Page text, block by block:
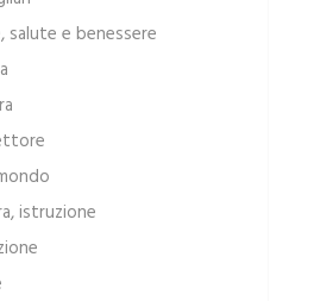
salute e benessere
istruzione